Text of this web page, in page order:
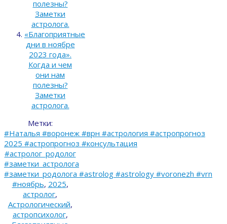
полезны?
Заметки
астролога.
«Благоприятные
дни в ноябре
2023 года».
Когда и чем
они нам
полезны?
Заметки
астролога.
Метки:
#Наталья #воронеж #врн #астрология #астропрогноз
2025 #астропрогноз #консультация
#астролог_родолог
#заметки_астролога
#заметки_родолога #astrolog #astrology #voronezh #vrn
#ноябрь, 2025,
астролог,
Астрологический,
астропсихолог,